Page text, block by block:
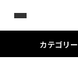
カテゴリー